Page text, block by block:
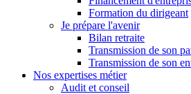
Formation du dirigeant
Je prépare l'avenir
Bilan retraite
Transmission de son
Transmission de son
Nos expertises métier
Audit et conseil